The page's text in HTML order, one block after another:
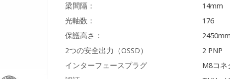
梁間隔：
14mm
光軸数：
176
保護高さ：
2450mm
2つの安全出力（OSSD）
2 PNP
インターフェースプラグ
M8コネ